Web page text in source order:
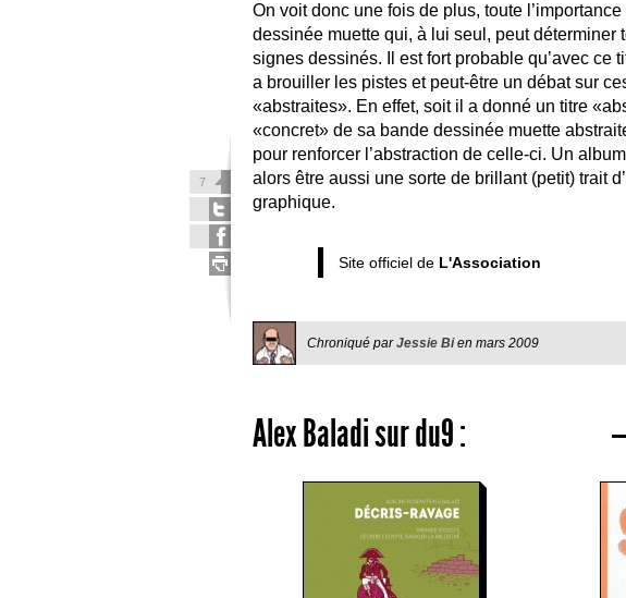
7
On voit donc une fois de plus, toute
dessinée muette qui, à lui seul, peut déterminer
signes dessinés. Il est fort probable qu’avec ce
a brouiller les pistes et peut-être un débat sur
«abstraites». En effet, soit il a donné un titre
«concret» de sa bande dessinée muette
pour renforcer l’abstraction de celle-ci. Un
alors être aussi une sorte de brillant (petit) trait
graphique.
Site officiel de L'Association
Chroniqué parJessie Bi en mars 2009
Alex Baladisur du9 :